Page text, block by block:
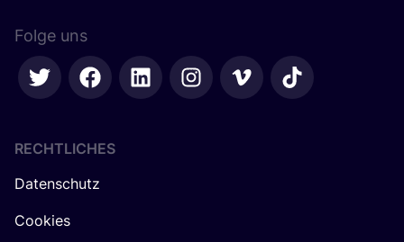
Folge uns
RECHTLICHES
Datenschutz
Cookies